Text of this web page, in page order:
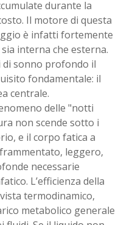
durante la
Il motore di questa
è infatti fortemente
interna che esterna.
di sonno profondo il
fondamentale: il
centrale.
delle "notti
non scende sotto i
e il corpo fatica a
leggero,
necessarie
L’efficienza della
termodinamico,
metabolico generale